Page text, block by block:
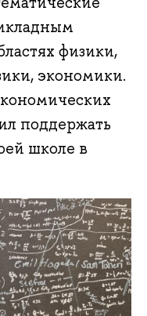
физики,
экономики.
поддержать
школе в